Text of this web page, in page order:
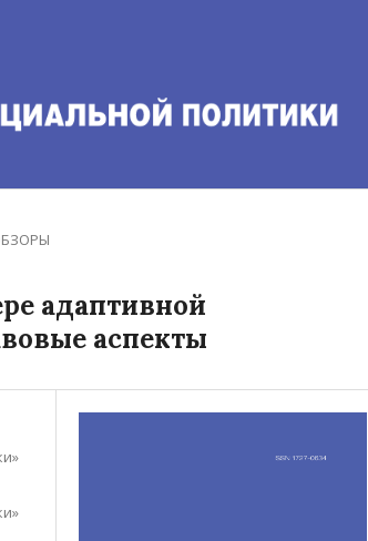
адаптивной
аспекты